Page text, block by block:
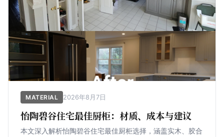
MATERIAL 2026年8月7日
怡陶碧谷住宅最佳厨柜：材质、成本与建议
本文深入解析怡陶碧谷住宅最佳厨柜选择，涵盖实木、胶合